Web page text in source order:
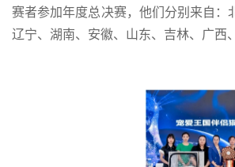
赛者参加年度总决赛，他们分别来自：
辽宁、湖南、安徽、山东、吉林、广西